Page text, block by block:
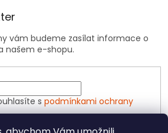
vám budeme zasílat informace o
našem e-shopu.
s podmínkami ochrany